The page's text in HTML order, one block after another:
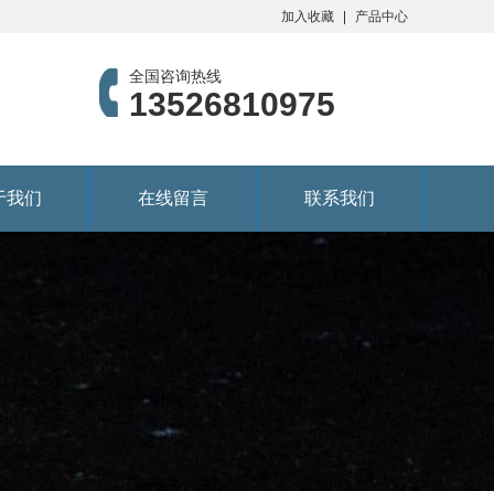
加入收藏 产品中心
全国咨询热线
13526810975
我们 在线留言 联系我们